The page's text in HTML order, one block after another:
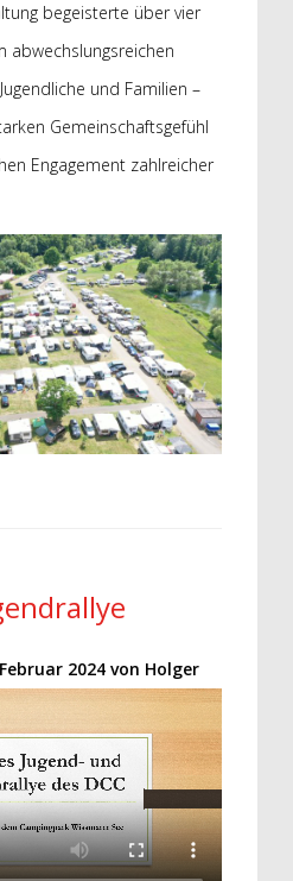
begeisterte über vier
abwechslungsreichen
und Familien –
Gemeinschaftsgefühl
Engagement zahlreicher
2024 von Holger